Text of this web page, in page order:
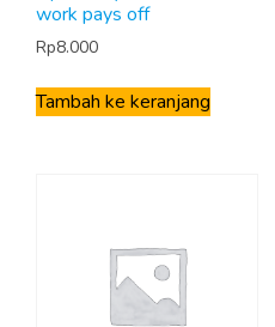
work pays off
Rp8.000
Tambah ke keranjang